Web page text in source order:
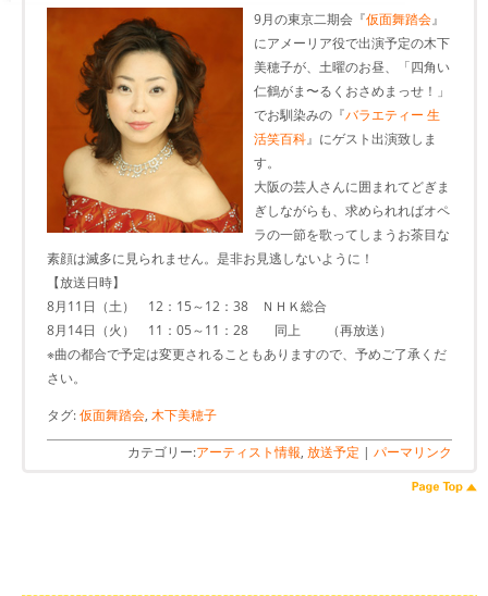
9月の東京二期会『仮面舞踏会』
にアメーリア役で出演予定の木下
美穂子が、土曜のお昼、「四角い
仁鶴がま〜るくおさめまっせ！」
でお馴染みの『バラエティー 生
活笑百科』にゲスト出演致しま
す。
大阪の芸人さんに囲まれてどぎま
ぎしながらも、求められればオペ
ラの一節を歌ってしまうお茶目な
素顔は滅多に見られません。是非お見逃しないように！
【放送日時】
8月11日（土） 12：15～12：38 ＮＨＫ総合
8月14日（火） 11：05～11：28 同上 （再放送）
※曲の都合で予定は変更されることもありますので、予めご了承くだ
さい。
タグ:仮面舞踏会, 木下美穂子
カテゴリー:アーティスト情報, 放送予定 | パーマリンク